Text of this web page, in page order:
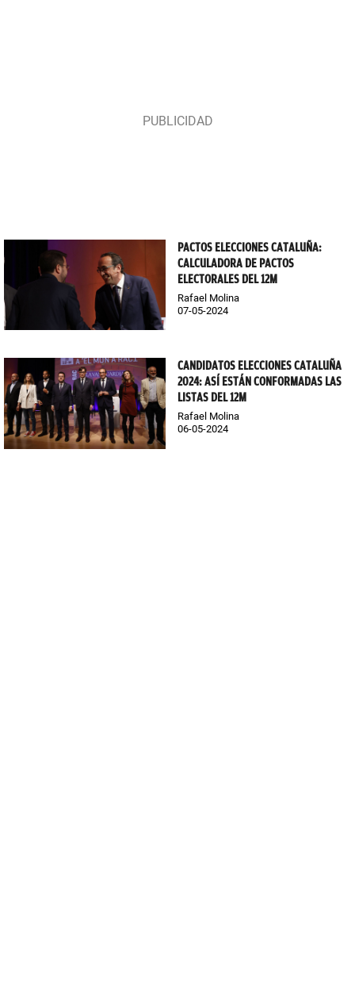
PACTOS ELECCIONES CATALUÑA:
CALCULADORA DE PACTOS
ELECTORALES DEL 12M
Rafael Molina
07-05-2024
CANDIDATOS ELECCIONES CATALUÑA
2024: ASÍ ESTÁN CONFORMADAS LAS
LISTAS DEL 12M
Rafael Molina
06-05-2024